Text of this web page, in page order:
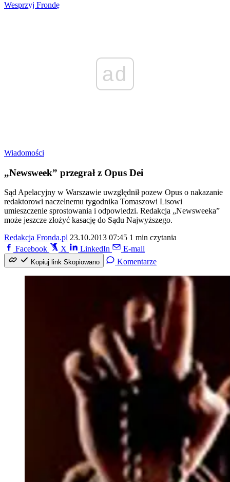
Wesprzyj Frondę
ad
Wiadomości
„Newsweek” przegrał z Opus Dei
Sąd Apelacyjny w Warszawie uwzględnił pozew Opus o nakazanie
redaktorowi naczelnemu tygodnika Tomaszowi Lisowi
umieszczenie sprostowania i odpowiedzi. Redakcja „Newsweeka”
może jeszcze złożyć kasację do Sądu Najwyższego.
Redakcja Fronda.pl 23.10.2013 07:45 1 min czytania
Facebook
X LinkedIn E-mail
Kopiuj link Skopiowano Komentarze